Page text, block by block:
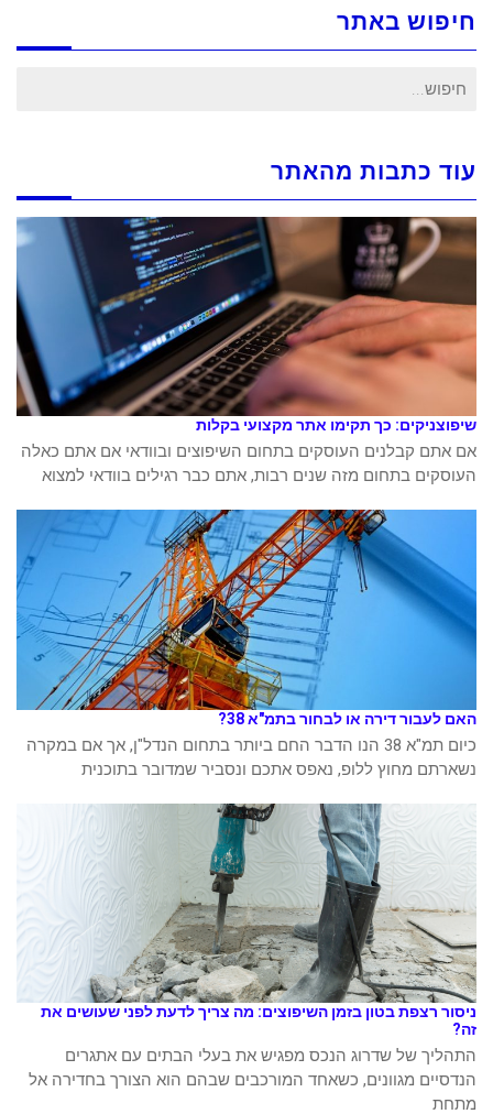
חיפוש באתר
חיפוש
עוד כתבות מהאתר
שיפוצניקים: כך תקימו אתר מקצועי בקלות
אם אתם קבלנים העוסקים בתחום השיפוצים ובוודאי אם אתם כאלה
העוסקים בתחום מזה שנים רבות, אתם כבר רגילים בוודאי למצוא
האם לעבור דירה או לבחור בתמ"א 38?
כיום תמ"א 38 הנו הדבר החם ביותר בתחום הנדל"ן, אך אם במקרה
נשארתם מחוץ ללופ, נאפס אתכם ונסביר שמדובר בתוכנית
ניסור רצפת בטון בזמן השיפוצים: מה צריך לדעת לפני שעושים את
זה?
התהליך של שדרוג הנכס מפגיש את בעלי הבתים עם אתגרים
הנדסיים מגוונים, כשאחד המורכבים שבהם הוא הצורך בחדירה אל
מתחת